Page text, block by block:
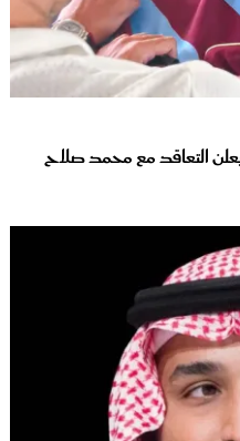
التعاقد مع محمد صلاح